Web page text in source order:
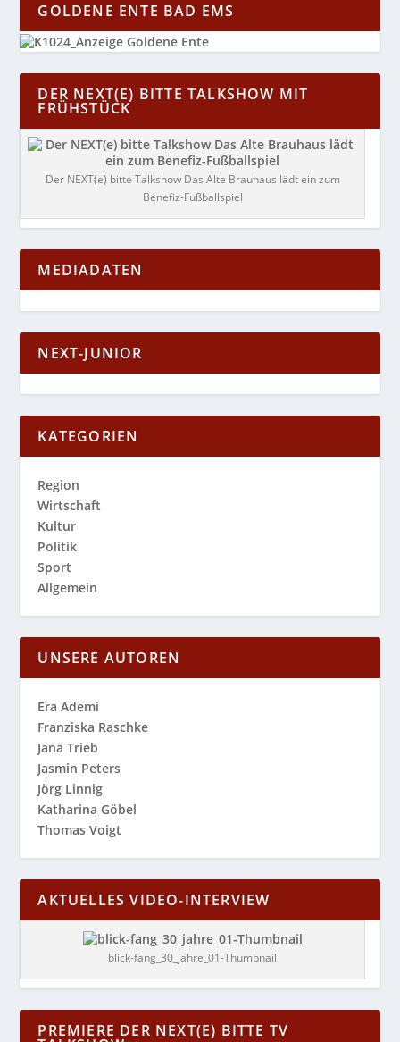
GOLDENE ENTE BAD EMS
DER NEXT(E) BITTE TALKSHOW MIT
FRÜHSTÜCK
Der NEXT(e) bitte Talkshow Das Alte Brauhaus lädt ein zum
Benefiz-Fußballspiel
MEDIADATEN
NEXT-JUNIOR
KATEGORIEN
Region
Wirtschaft
Kultur
Politik
Sport
Allgemein
UNSERE AUTOREN
Era Ademi
Franziska Raschke
Jana Trieb
Jasmin Peters
Jörg Linnig
Katharina Göbel
Thomas Voigt
AKTUELLES VIDEO-INTERVIEW
blick-fang_30_jahre_01-Thumbnail
PREMIERE DER NEXT(E) BITTE TV